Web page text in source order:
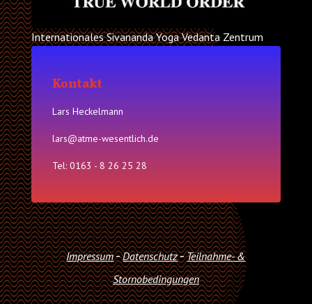
Internationales Sivananda Yoga Vedanta Zentrum
Kontakt
Lars Heckelmann
lars@atme-wesentlich.de
Tel: 0163 - 8 26 25 28
Impressum-Datenschutz-Teilnahme- &
Stornobedingungen